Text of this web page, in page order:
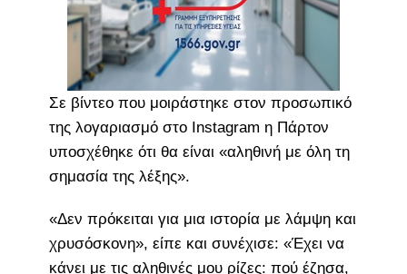
Σε βίντεο που μοιράστηκε στον προσωπικό
της λογαριασμό στο Instagram η Πάρτον
υποσχέθηκε ότι θα είναι «αληθινή με όλη τη
σημασία της λέξης».
«Δεν πρόκειται για μια ιστορία με λάμψη και
χρυσόσκονη», είπε και συνέχισε: «Έχει να
κάνει με τις αληθινές μου ρίζες: πού έζησα,